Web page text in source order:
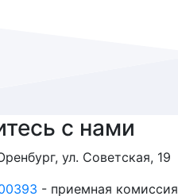
с нами
ул. Советская, 19
- приемная комиссия